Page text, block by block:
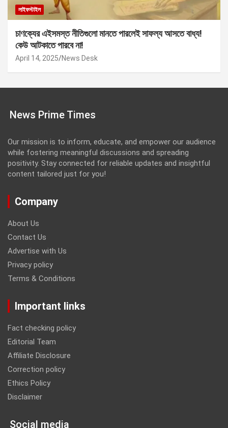
লাইফস্টাইল
চাণক্যের এইসমস্ত নীতিগুলো মানতে পারলেই সাফল্য আসতে বাধ্য!
কেউ আটকাতে পারবে না!
April 14, 2025 News Desk
News Prime Times
Our mission is to inform, educate, and empower our audience
while fostering meaningful discussions and spreading
positivity. Stay connected for reliable updates and insightful
content tailored just for you!
Company
About Us
Contact Us
Advertise with Us
Privacy policy
Terms & Conditions
Important links
Fact checking policy
Editorial Team
Affiliate Disclosure
Correction policy
Ethics Policy
Disclaimer
Social media